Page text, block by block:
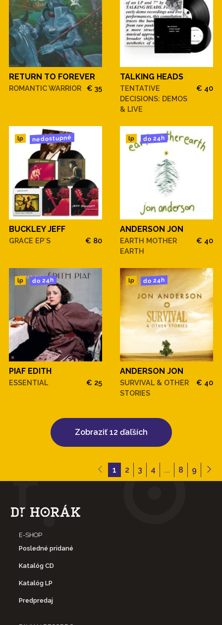
RETURN TO FOREVER
ROMANTIC WARRIOR € 35
TALKING HEADS
TENTATIVE
DECISIONS: DEMOS
& LIVE
€ 40
lp nedostupné
BUCKLEY JEFF
GRACE EP´S € 80
lp do 24h
ANDERSON JON
EARTH MOTHER
EARTH
€ 40
lp do 24h
PIAF EDITH
ESSENTIAL € 25
lp do 24h
ANDERSON JON
SURVIVAL & OTHER
STORIES
€ 40
Zobraziť 12 ďaľších
1 2 3 4 ... 8 9
E-SHOP
Posledné pridané
Katalóg CD
Katalóg LP
Predpredaj